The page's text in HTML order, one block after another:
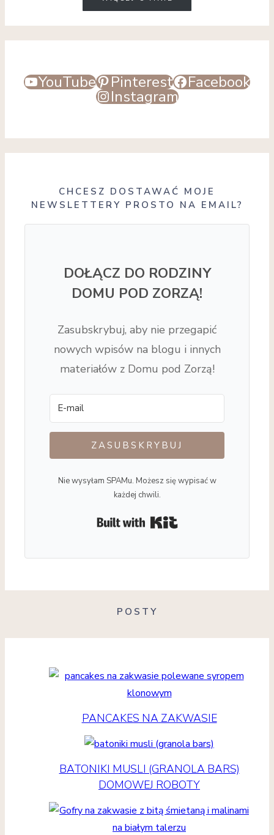
YouTube Pinterest Facebook
Instagram
CHCESZ DOSTAWAĆ MOJE
NEWSLETTERY PROSTO NA EMAIL?
DOŁĄCZ DO RODZINY
DOMU POD ZORZĄ!
Zasubskrybuj, aby nie przegapić
nowych wpisów na blogu i innych
materiałów z Domu pod Zorzą!
ZASUBSKRYBUJ
Nie wysyłam SPAMu. Możesz się wypisać w
każdej chwili.
POSTY
PANCAKES NA ZAKWASIE
BATONIKI MUSLI (GRANOLA BARS)
DOMOWEJ ROBOTY